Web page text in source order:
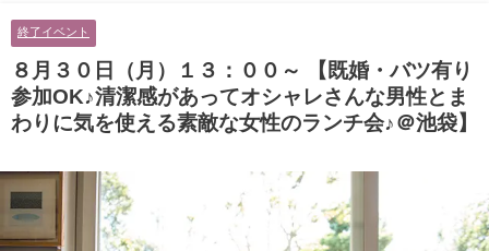
男性とオシャレ好きで落ち着いた
大人女性の既婚者限定ビッグパー
ティー♪＠茶屋町】
女性の既婚者限定ビッグパーティ
ー♪＠池袋】
終了イベント
８月３０日（月）１３：００～ 【既婚・バツ有り
参加OK♪清潔感があってオシャレさんな男性とま
わりに気を使える素敵な女性のランチ会♪＠池袋】